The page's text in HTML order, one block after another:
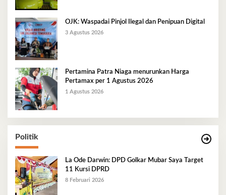
OJK: Waspadai Pinjol Ilegal dan Penipuan Digital
3 Agustus 2026
Pertamina Patra Niaga menurunkan Harga
Pertamax per 1 Agustus 2026
1 Agustus 2026
Politik
La Ode Darwin: DPD Golkar Mubar Saya Target
11 Kursi DPRD
8 Februari 2026